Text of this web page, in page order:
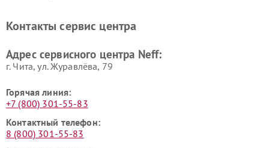
Контакты сервис центра
Адрес сервисного центра Neff:
г. Чита, ул. Журавлёва, 79
Горячая линия:
+7 (800) 301-55-83
Контактный телефон:
8 (800) 301-55-83